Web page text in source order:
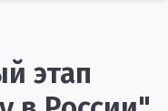
этап